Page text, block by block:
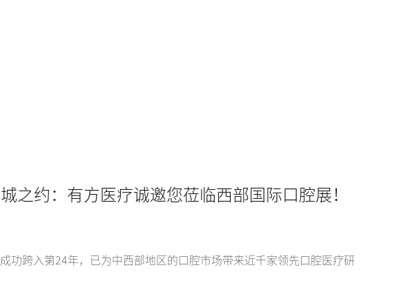
之约：有方医疗诚邀您莅临西部国际口腔展！
功跨入第24年，已为中西部地区的口腔市场带来近千家领先口腔医疗研